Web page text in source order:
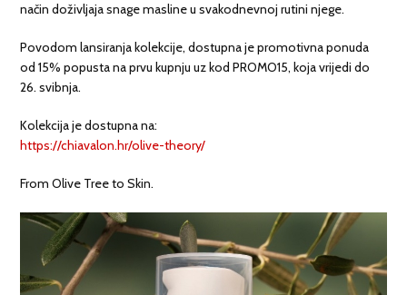
način doživljaja snage masline u svakodnevnoj rutini njege.
Povodom lansiranja kolekcije, dostupna je promotivna ponuda
od 15% popusta na prvu kupnju uz kod PROMO15, koja vrijedi do
26. svibnja.
Kolekcija je dostupna na:
https://chiavalon.hr/olive-theory/
From Olive Tree to Skin.